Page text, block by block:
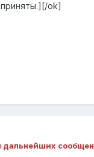
ok]
дальнейших